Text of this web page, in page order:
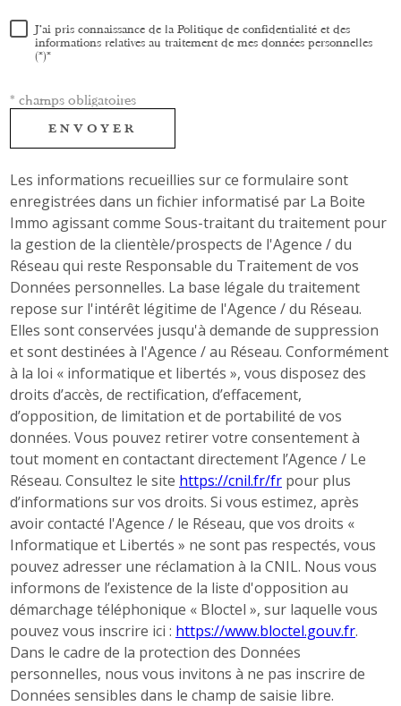
J'ai pris connaissance de la Politique de confidentialité et des
informations relatives au traitement de mes données personnelles
(*)*
* champs obligatoires
ENVOYER
Les informations recueillies sur ce formulaire sont
enregistrées dans un fichier informatisé par La Boite
Immo agissant comme Sous-traitant du traitement pour
la gestion de la clientèle/prospects de l'Agence / du
Réseau qui reste Responsable du Traitement de vos
Données personnelles. La base légale du traitement
repose sur l'intérêt légitime de l'Agence / du Réseau.
Elles sont conservées jusqu'à demande de suppression
et sont destinées à l'Agence / au Réseau. Conformément
à la loi « informatique et libertés », vous disposez des
droits d’accès, de rectification, d’effacement,
d’opposition, de limitation et de portabilité de vos
données. Vous pouvez retirer votre consentement à
tout moment en contactant directement l’Agence / Le
Réseau. Consultez le site https://cnil.fr/fr pour plus
d’informations sur vos droits. Si vous estimez, après
avoir contacté l'Agence / le Réseau, que vos droits «
Informatique et Libertés » ne sont pas respectés, vous
pouvez adresser une réclamation à la CNIL. Nous vous
informons de l’existence de la liste d'opposition au
démarchage téléphonique « Bloctel », sur laquelle vous
pouvez vous inscrire ici : https://www.bloctel.gouv.fr.
Dans le cadre de la protection des Données
personnelles, nous vous invitons à ne pas inscrire de
Données sensibles dans le champ de saisie libre.